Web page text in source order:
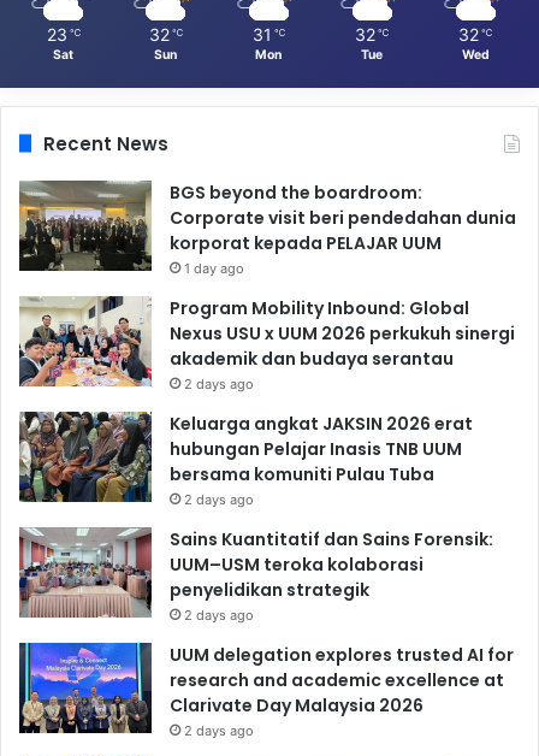
23 ℃
Sat
32 ℃
Sun
31 ℃
Mon
32 ℃
Tue
32 ℃
Wed
Recent News
BGS beyond the boardroom:
Corporate visit beri pendedahan dunia
korporat kepada PELAJAR UUM
1 day ago
Program Mobility Inbound: Global
Nexus USU x UUM 2026 perkukuh sinergi
akademik dan budaya serantau
2 days ago
Keluarga angkat JAKSIN 2026 erat
hubungan Pelajar Inasis TNB UUM
bersama komuniti Pulau Tuba
2 days ago
Sains Kuantitatif dan Sains Forensik:
UUM–USM teroka kolaborasi
penyelidikan strategik
2 days ago
UUM delegation explores trusted AI for
research and academic excellence at
Clarivate Day Malaysia 2026
2 days ago